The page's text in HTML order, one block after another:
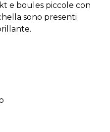
e boules piccole con
sono presenti